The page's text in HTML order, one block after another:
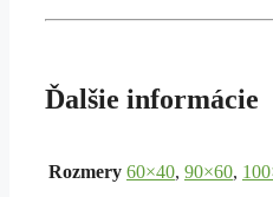
Ďalšie informácie
Rozmery 60×40, 90×60,